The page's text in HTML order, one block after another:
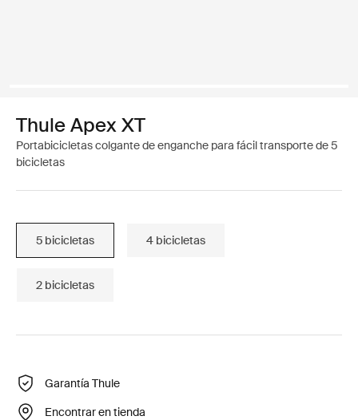
Thule Apex XT
Portabicicletas colgante de enganche para fácil transporte de 5
bicicletas
5 bicicletas 4 bicicletas
2 bicicletas
Garantía Thule
Encontrar en tienda